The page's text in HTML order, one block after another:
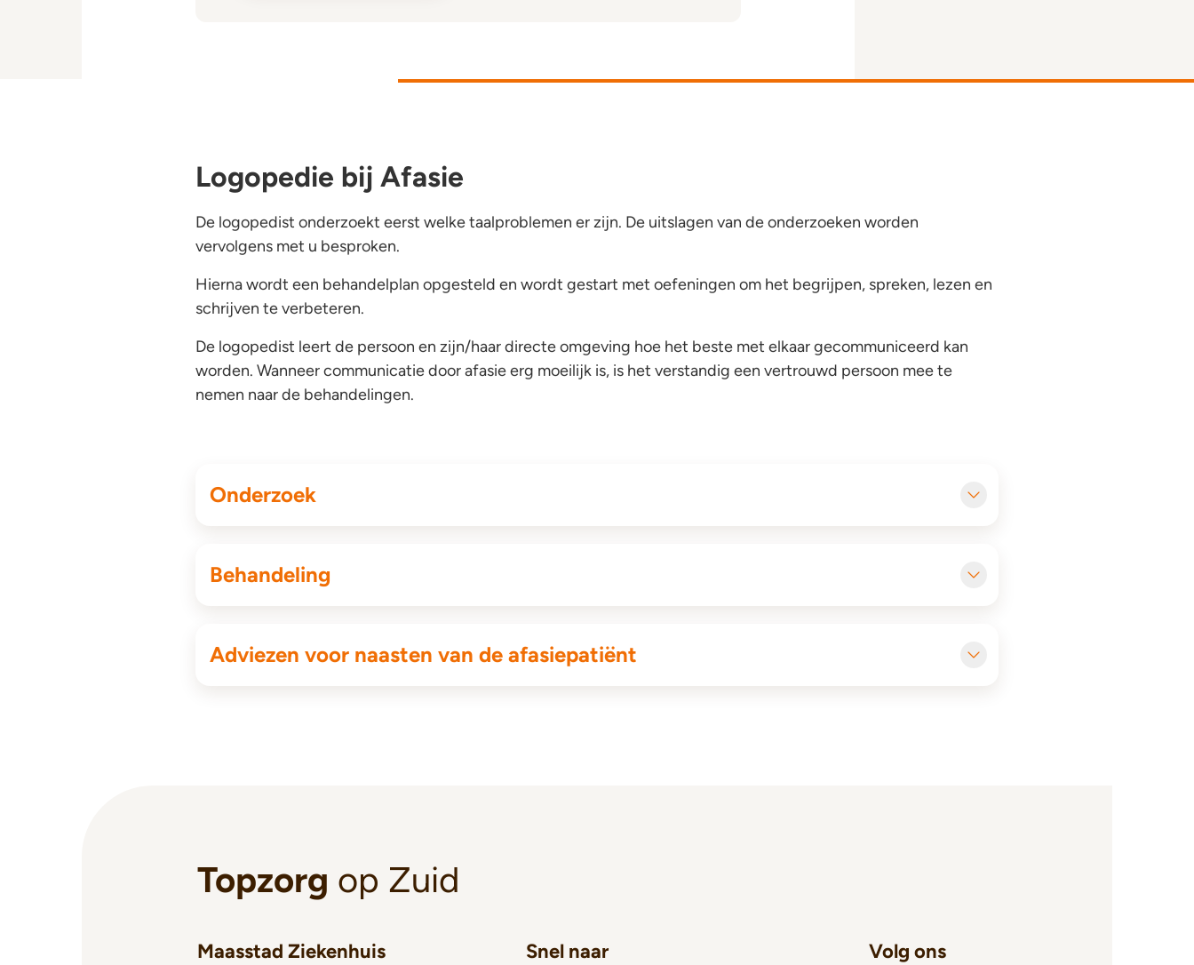
Logopedie bij Afasie
De logopedist onderzoekt eerst welke taalproblemen er zijn. De uitslagen van de onderzoeken worden
vervolgens met u besproken.
Hierna wordt een behandelplan opgesteld en wordt gestart met oefeningen om het begrijpen, spreken, lezen en
schrijven te verbeteren.
De logopedist leert de persoon en zijn/haar directe omgeving hoe het beste met elkaar gecommuniceerd kan
worden. Wanneer communicatie door afasie erg moeilijk is, is het verstandig een vertrouwd persoon mee te
nemen naar de behandelingen.
Onderzoek
Behandeling
Adviezen voor naasten van de afasiepatiënt
Topzorg op Zuid
Maasstad Ziekenhuis Snel naar Volg ons